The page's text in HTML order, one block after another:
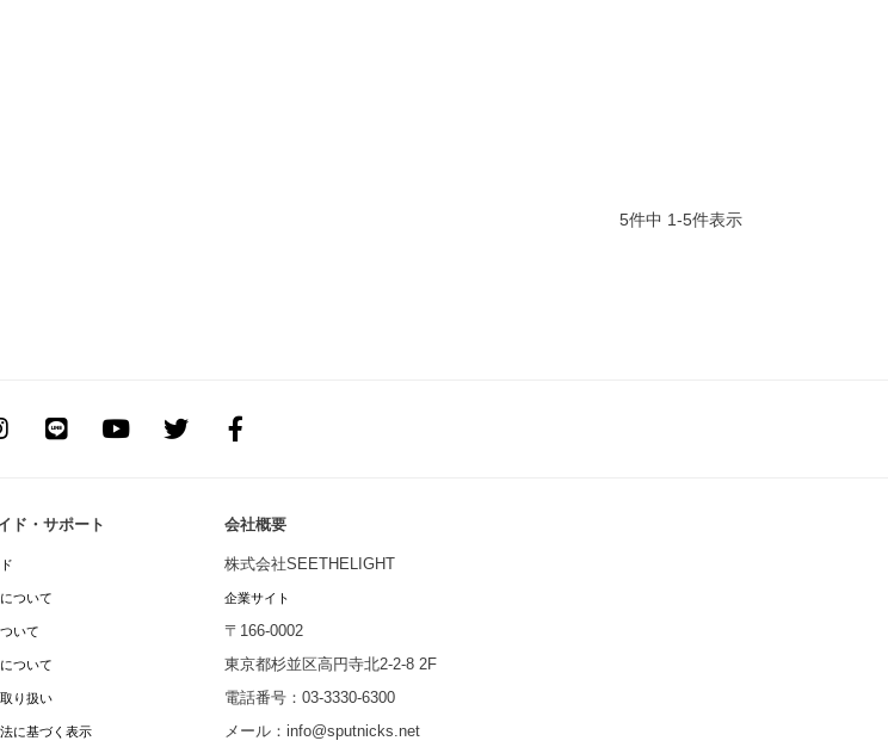
5件中 1-5件表示
ド・サポート
ついて
いて
ついて
り扱い
に基づく表示
会社概要
株式会社SEETHELIGHT
企業サイト
〒166-0002
東京都杉並区高円寺北2-2-8 2F
電話番号：03-3330-6300
メール：info@sputnicks.net